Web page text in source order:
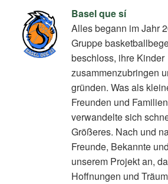
Basel que sí
Alles begann im Jahr
Gruppe
beschloss, ihre Kinder
zusammenzubringen
gründen. Was als
Freunden und
verwandelte sich
Größeres. Nach und
Freunde, Bekannte
unserem Projekt an,
Hoffnungen und